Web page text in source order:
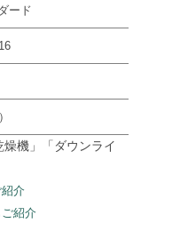
ード
機」「ダウンライ
介
紹介